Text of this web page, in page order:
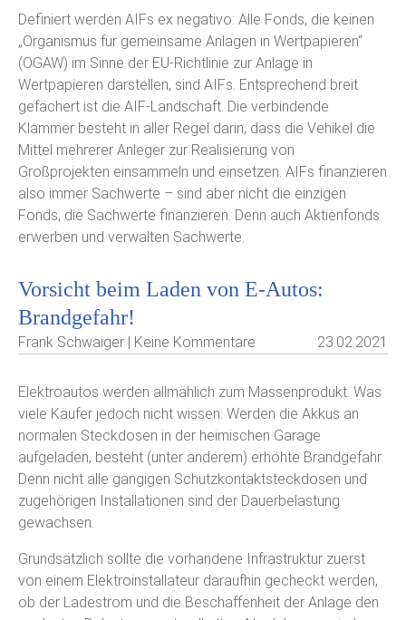
Definiert werden AIFs ex negativo: Alle Fonds, die keinen
„Organismus für gemeinsame Anlagen in Wertpapieren“
(OGAW) im Sinne der EU-Richtlinie zur Anlage in
Wertpapieren darstellen, sind AIFs. Entsprechend breit
gefächert ist die AIF-Landschaft. Die verbindende
Klammer besteht in aller Regel darin, dass die Vehikel die
Mittel mehrerer Anleger zur Realisierung von
Großprojekten einsammeln und einsetzen. AIFs finanzieren
also immer Sachwerte – sind aber nicht die einzigen
Fonds, die Sachwerte finanzieren. Denn auch Aktienfonds
erwerben und verwalten Sachwerte.
Vorsicht beim Laden von E-Autos:
Brandgefahr!
Frank Schwaiger | Keine Kommentare 23.02.2021
Elektroautos werden allmählich zum Massenprodukt. Was
viele Käufer jedoch nicht wissen: Werden die Akkus an
normalen Steckdosen in der heimischen Garage
aufgeladen, besteht (unter anderem) erhöhte Brandgefahr.
Denn nicht alle gängigen Schutzkontaktsteckdosen und
zugehörigen Installationen sind der Dauerbelastung
gewachsen.
Grundsätzlich sollte die vorhandene Infrastruktur zuerst
von einem Elektroinstallateur daraufhin gecheckt werden,
ob der Ladestrom und die Beschaffenheit der Anlage den